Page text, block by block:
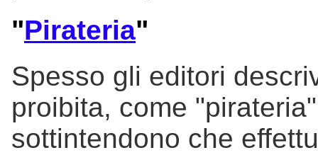
"Pirateria"
Spesso gli editori
proibita, come
sottintendono che